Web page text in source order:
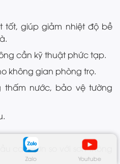
Zalo Youtube
tốt, giúp giảm nhiệt độ bề
cần kỹ thuật phức tạp.
không gian phòng trọ.
nước, bảo vệ tường
cao hơn so với sơn thông